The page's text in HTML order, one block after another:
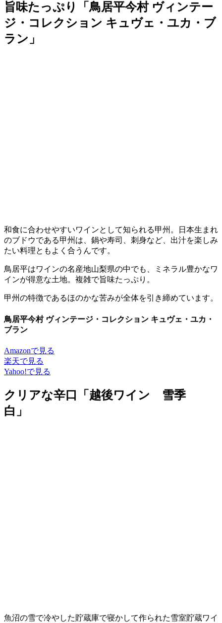
旨味たっぷり「鳥居平今村 ヴィンテー
ジ・コレクション キュヴェ・ユカ・ブ
ラン」
和食に合わせやすいワインとして知られる甲州。日本生まれ
のブドウである甲州は、鍋や寿司、刺身など、出汁を楽しみ
たい料理ともよく合うんです。
鳥居平はワインの名産地山梨県の中でも、ミネラル豊かなワ
インが得意な土地。複雑で旨味たっぷり。
甲州の特徴であるほのかな苦みが全体を引き締めています。
鳥居平今村 ヴィンテージ・コレクション キュヴェ・ユカ・
ブラン
Amazonで見る
楽天で見る
Yahoo!で見る
クリアな辛口「越後ワイン 雪季
白」
魚沼の雪で冷やした貯蔵庫で寝かして作られた雪室貯蔵ワイ